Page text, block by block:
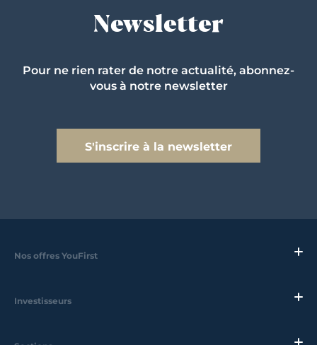
Newsletter
Pour ne rien rater de notre actualité, abonnez-
vous à notre newsletter
S'inscrire à la newsletter
Nos offres YouFirst
Investisseurs